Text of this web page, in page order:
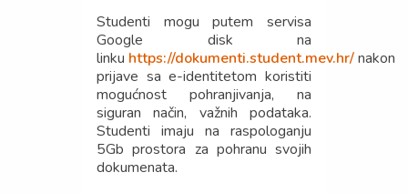
Studenti mogu putem servisa
Google disk na
linku https://dokumenti.student.mev.hr/nakon
prijave sa e-identitetom koristiti
mogućnost pohranjivanja, na
siguran način, važnih podataka.
Studenti imaju na raspologanju
5Gb prostora za pohranu svojih
dokumenata.